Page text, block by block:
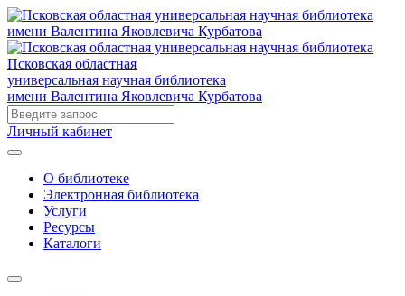
Псковская областная
универсальная научная библиотека
имени Валентина Яковлевича Курбатова
Личный кабинет
О библиотеке
Электронная библиотека
Услуги
Ресурсы
Каталоги